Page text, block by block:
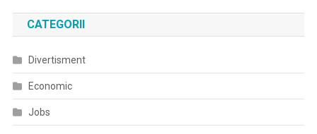
CATEGORII
Divertisment
Economic
Jobs